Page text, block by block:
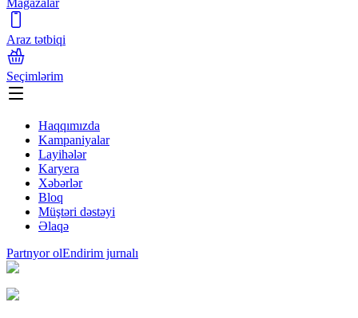
Mağazalar
Araz tətbiqi
Seçimlərim
Haqqımızda
Kampaniyalar
Layihələr
Karyera
Xəbərlər
Bloq
Müştəri dəstəyi
Əlaqə
Partnyor olEndirim jurnalı